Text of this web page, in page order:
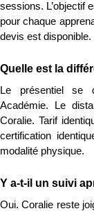
sessions. L’objectif
pour chaque
devis est disponible.
Quelle est la
Le présentiel se
Académie. Le
Coralie. Tarif
certification
modalité physique.
Y a-t-il un suivi
Oui. Coralie reste